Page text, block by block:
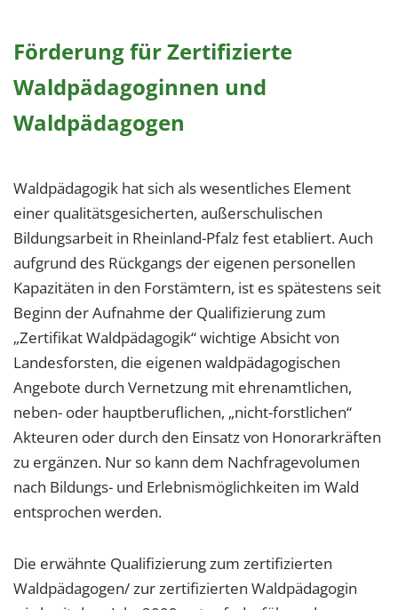
Förderung für Zertifizierte
Waldpädagoginnen und
Waldpädagogen
Waldpädagogik hat sich als wesentliches Element
einer qualitätsgesicherten, außerschulischen
Bildungsarbeit in Rheinland-Pfalz fest etabliert. Auch
aufgrund des Rückgangs der eigenen personellen
Kapazitäten in den Forstämtern, ist es spätestens seit
Beginn der Aufnahme der Qualifizierung zum
„Zertifikat Waldpädagogik“ wichtige Absicht von
Landesforsten, die eigenen waldpädagogischen
Angebote durch Vernetzung mit ehrenamtlichen,
neben- oder hauptberuflichen, „nicht-forstlichen“
Akteuren oder durch den Einsatz von Honorarkräften
zu ergänzen. Nur so kann dem Nachfragevolumen
nach Bildungs- und Erlebnismöglichkeiten im Wald
entsprochen werden.
Die erwähnte Qualifizierung zum zertifizierten
Waldpädagogen/ zur zertifizierten Waldpädagogin